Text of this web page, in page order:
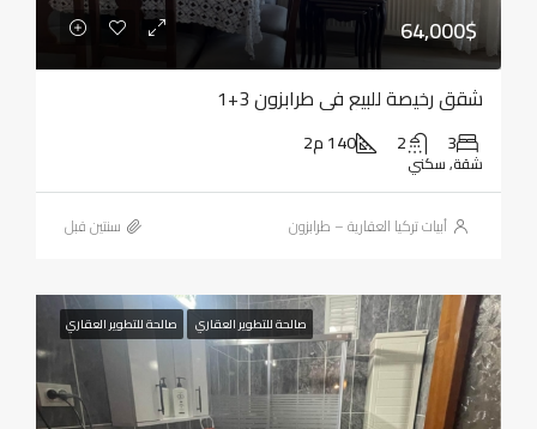
64,000$
شقق رخيصة للبيع في طرابزون 3+1
3
2 140 م2
شقة, سكني
أبيات تركيا العقارية – طرابزون ‏سنتين قبل
صالحة للتطوير العقاري صالحة للتطوير العقاري